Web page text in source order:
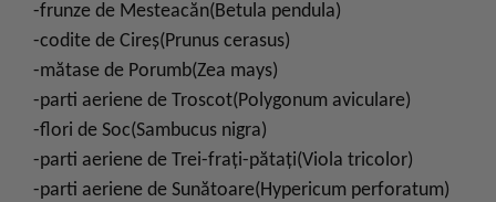
-frunze de Mesteacăn(Betula pendula)
-codite de Cireş(Prunus cerasus)
-mătase de Porumb(Zea mays)
-parti aeriene de Troscot(Polygonum aviculare)
-flori de Soc(Sambucus nigra)
-parti aeriene de Trei-fraţi-pătaţi(Viola tricolor)
-parti aeriene de Sunătoare(Hypericum perforatum)